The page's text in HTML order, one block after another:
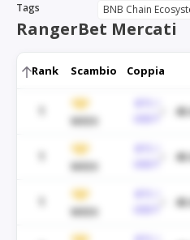
Tags
BNB Chain
RangerBet Mercati
Rank Scambio Coppia
WEEX
WEEX
WEEX